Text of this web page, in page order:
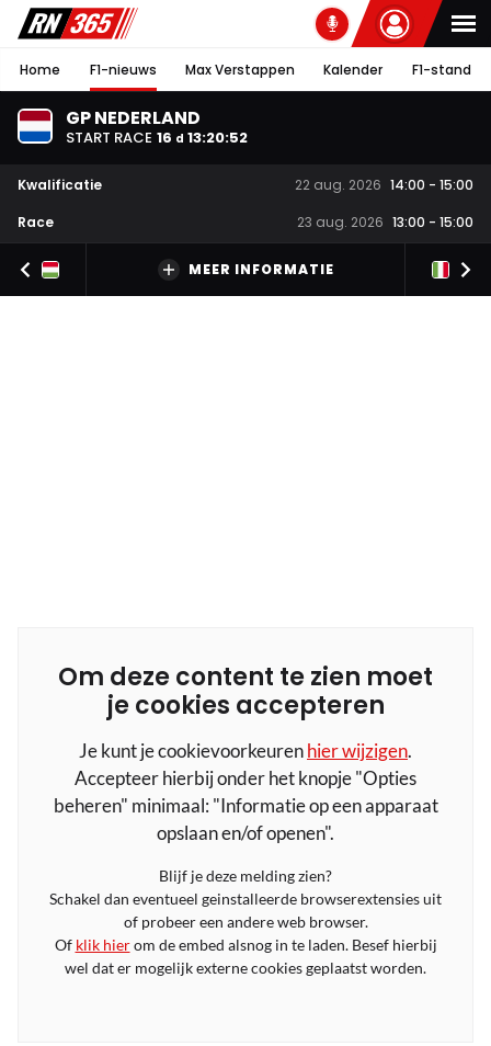
Home F1-nieuws Max Verstappen Kalender F1-stand
GP NEDERLAND
START RACE 16 d 13:20:52
Kwalificatie 22 aug. 2026 14:00 - 15:00
Race
23 aug. 2026 13:00 - 15:00
MEER INFORMATIE
Om deze content te zien moet
je cookies accepteren
Je kunt je cookievoorkeurenhier wijzigen.
Accepteer hierbij onder het knopje "Opties
beheren" minimaal: "Informatie op een apparaat
opslaan en/of openen".
Blijf je deze melding zien?
Schakel dan eventueel geinstalleerde browserextensies uit
of probeer een andere web browser.
Of klik hierom de embed alsnog in te laden. Besef hierbij
wel dat er mogelijk externe cookies geplaatst worden.